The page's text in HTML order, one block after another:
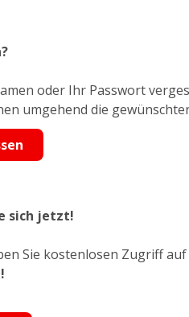
oder Ihr Passwort
umgehend die
sich jetzt!
Sie kostenlosen Zugriff